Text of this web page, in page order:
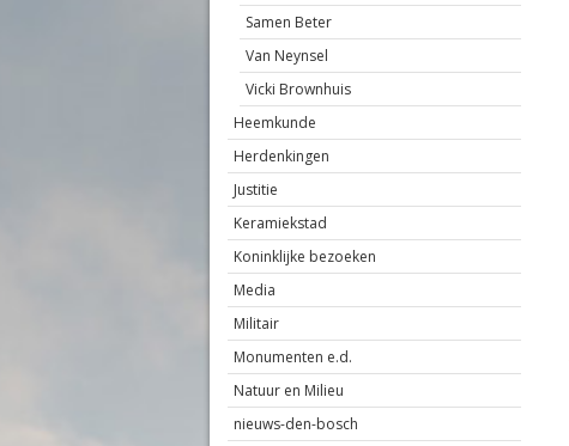
Samen Beter
Van Neynsel
Vicki Brownhuis
Heemkunde
Herdenkingen
Justitie
Keramiekstad
Koninklijke bezoeken
Media
Militair
Monumenten e.d.
Natuur en Milieu
nieuws-den-bosch